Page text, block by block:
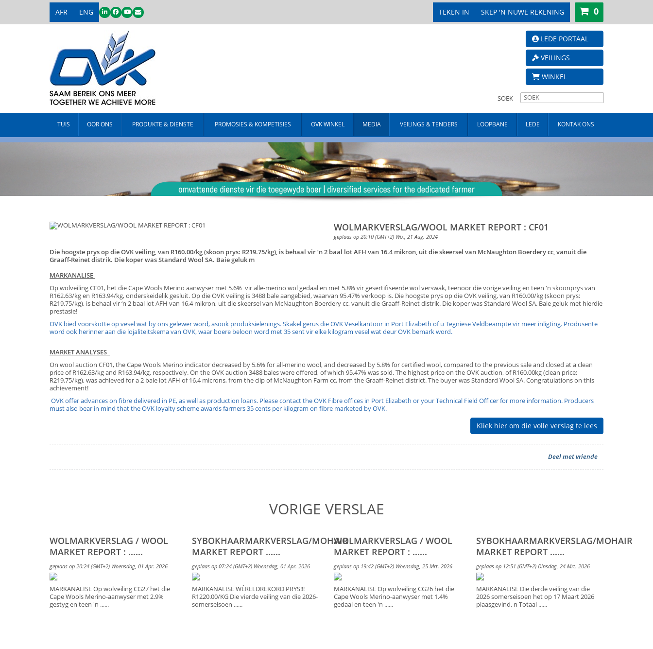
AFR ENG TEKEN IN SKEP 'N NUWE REKENING 0
LEDE PORTAAL
VEILINGS
WINKEL
SOEK
TUIS OOR ONS PRODUKTE & DIENSTE PROMOSIES & KOMPETISIES OVK WINKEL MEDIA VEILINGS & TENDERS LOOPBANE LEDE KONTAK ONS
WOLMARKVERSLAG/WOOL MARKET REPORT : CF01
geplaas op 20:10 (GMT+2) Wo., 21 Aug. 2024
Die hoogste prys op die OVK veiling, van R160.00/kg (skoon prys: R219.75/kg), is behaal vir ‘n 2 baal lot AFH van 16.4 mikron, uit die skeersel van McNaughton Boerdery cc, vanuit die
Graaff-Reinet distrik. Die koper was Standard Wool SA. Baie geluk m
MARKANALISE
Op wolveiling CF01, het die Cape Wools Merino aanwyser met 5.6% vir alle-merino wol gedaal en met 5.8% vir gesertifiseerde wol verswak, teenoor die vorige veiling en teen 'n skoonprys van
R162.63/kg en R163.94/kg, onderskeidelik gesluit. Op die OVK veiling is 3488 bale aangebied, waarvan 95.47% verkoop is. Die hoogste prys op die OVK veiling, van R160.00/kg (skoon prys:
R219.75/kg), is behaal vir ‘n 2 baal lot AFH van 16.4 mikron, uit die skeersel van McNaughton Boerdery cc, vanuit die Graaff-Reinet distrik. Die koper was Standard Wool SA. Baie geluk met hierdie
prestasie!
OVK bied voorskotte op vesel wat by ons gelewer word, asook produksielenings. Skakel gerus die OVK Veselkantoor in Port Elizabeth of u Tegniese Veldbeampte vir meer inligting. Produsente
word ook herinner aan die lojaliteitskema van OVK, waar boere beloon word met 35 sent vir elke kilogram vesel wat deur OVK bemark word.
MARKET ANALYSES
On wool auction CF01, the Cape Wools Merino indicator decreased by 5.6% for all-merino wool, and decreased by 5.8% for certified wool, compared to the previous sale and closed at a clean
price of R162.63/kg and R163.94/kg, respectively. On the OVK auction 3488 bales were offered, of which 95.47% was sold. The highest price on the OVK auction, of R160.00kg (clean price:
R219.75/kg), was achieved for a 2 bale lot AFH of 16.4 microns, from the clip of McNaughton Farm cc, from the Graaff-Reinet district. The buyer was Standard Wool SA. Congratulations on this
achievement!
OVK offer advances on fibre delivered in PE, as well as production loans. Please contact the OVK Fibre offices in Port Elizabeth or your Technical Field Officer for more information. Producers
must also bear in mind that the OVK loyalty scheme awards farmers 35 cents per kilogram on fibre marketed by OVK.
Kliek hier om die volle verslag te lees
Deel met vriende
VORIGE VERSLAE
WOLMARKVERSLAG / WOOL
MARKET REPORT : ......
geplaas op 20:24 (GMT+2) Woensdag, 01 Apr. 2026
MARKANALISE Op wolveiling CG27 het die
Cape Wools Merino-aanwyser met 2.9%
gestyg en teen 'n ......
SYBOKHAARMARKVERSLAG/MOHAIR
MARKET REPORT ......
geplaas op 07:24 (GMT+2) Woensdag, 01 Apr. 2026
MARKANALISE WÊRELDREKORD PRYS!!!
R1220.00/KG Die vierde veiling van die 2026-
somerseisoen ......
WOLMARKVERSLAG / WOOL
MARKET REPORT : ......
geplaas op 19:42 (GMT+2) Woensdag, 25 Mrt. 2026
MARKANALISE Op wolveiling CG26 het die
Cape Wools Merino-aanwyser met 1.4%
gedaal en teen 'n ......
SYBOKHAARMARKVERSLAG/MOHAIR
MARKET REPORT ......
geplaas op 12:51 (GMT+2) Dinsdag, 24 Mrt. 2026
MARKANALISE Die derde veiling van die
2026 somerseisoen het op 17 Maart 2026
plaasgevind. n Totaal ......